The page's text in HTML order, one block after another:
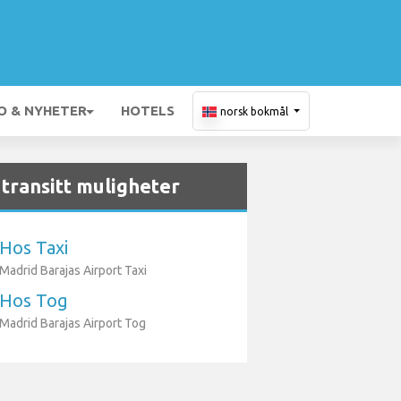
& NYHETER HOTELS norsk bokmål
muligheter
Hos Taxi
Madrid Barajas Airport Taxi
Hos Tog
Madrid Barajas Airport Tog